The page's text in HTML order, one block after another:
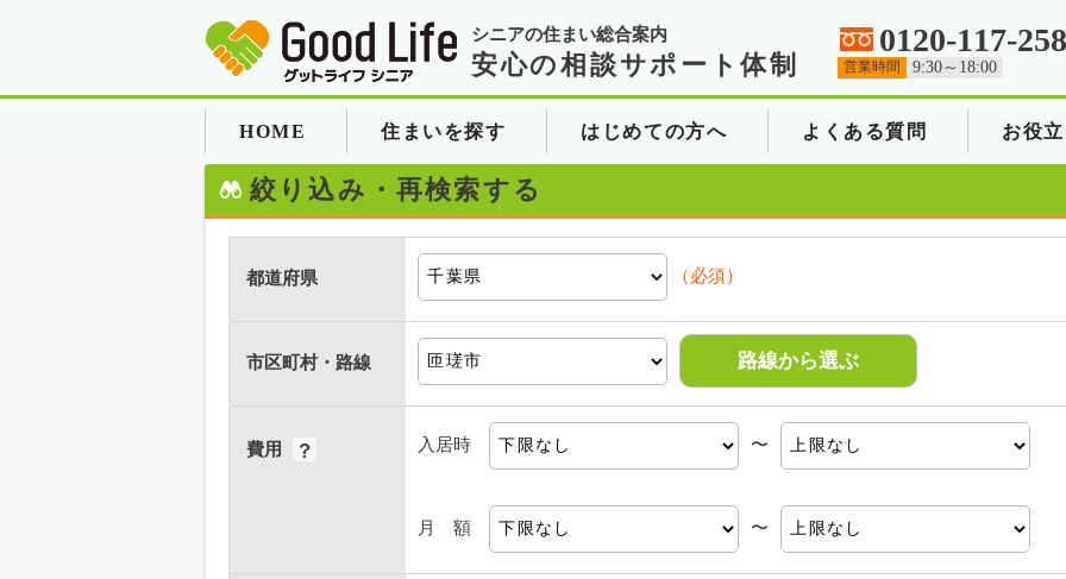
シニアの住まい総合案内
安心の相談サポート体制
0120-117-258
営業時間 9:30～18:00
HOME 住まいを探す はじめての方へ よくある質問 お役
絞り込み・再検索する
都道府県 （必須）
市区町村・路線 路線から選ぶ
費用 入居時 〜
月 額 〜